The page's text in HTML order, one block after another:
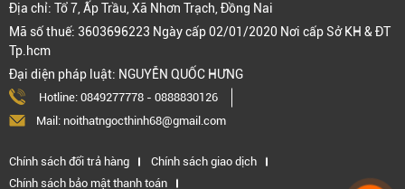
Địa chỉ: Tổ 7, Ấp Trầu, Xã Nhơn Trạch, Đồng Nai
Mã số thuế: 3603696223 Ngày cấp 02/01/2020 Nơi cấp Sở KH & ĐT
Tp.hcm
Đại diện pháp luật: NGUYỄN QUỐC HƯNG
Hotline: 0849277778 - 0888830126
Mail: noithatngocthinh68@gmail.com
Chính sách đổi trả hàng
Chính sách giao dịch
Chính sách bảo mật thanh toán